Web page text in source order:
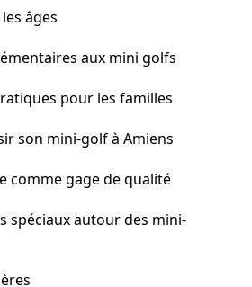
âges
aux mini golfs
pour les familles
son mini-golf à Amiens
comme gage de qualité
spéciaux autour des mini-